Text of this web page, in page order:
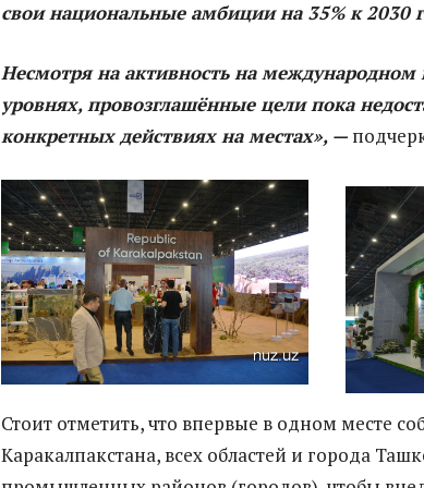
свои национальные амбиции на 35% к 2030
Несмотря на активность на
уровнях, провозглашённые цели пока
конкретных действиях на местах», —
Стоит отметить, что впервые в одном месте
Каракалпакстана, всех областей и города